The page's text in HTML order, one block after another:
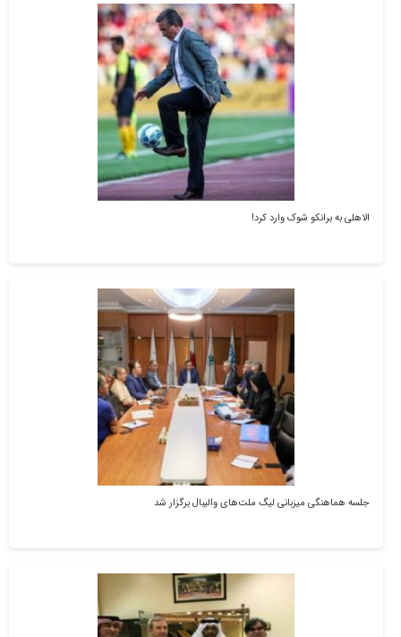
الاهلی به برانکو شوک وارد کرد!
جلسه هماهنگی میزبانی لیگ ملت‌های والیبال برگزار شد